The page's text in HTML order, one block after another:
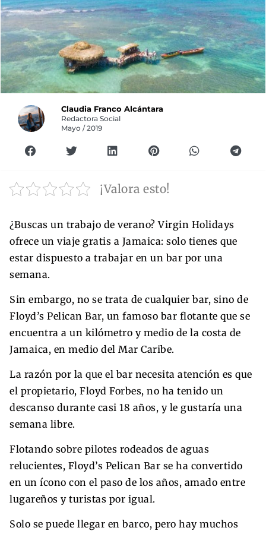
Claudia Franco Alcántara
Redactora Social
Mayo / 2019
¡Valora esto!
¿Buscas un trabajo de verano? Virgin Holidays
ofrece un viaje gratis a Jamaica: solo tienes que
estar dispuesto a trabajar en un bar por una
semana.
Sin embargo, no se trata de cualquier bar, sino de
Floyd’s Pelican Bar, un famoso bar flotante que se
encuentra a un kilómetro y medio de la costa de
Jamaica, en medio del Mar Caribe.
La razón por la que el bar necesita atención es que
el propietario, Floyd Forbes, no ha tenido un
descanso durante casi 18 años, y le gustaría una
semana libre.
Flotando sobre pilotes rodeados de aguas
relucientes, Floyd’s Pelican Bar se ha convertido
en un ícono con el paso de los años, amado entre
lugareños y turistas por igual.
Solo se puede llegar en barco, pero hay muchos